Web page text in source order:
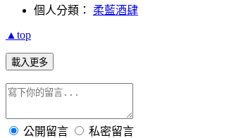
個人分類： 柔藍酒肆
▲top
載入更多
公開留言 私密留言